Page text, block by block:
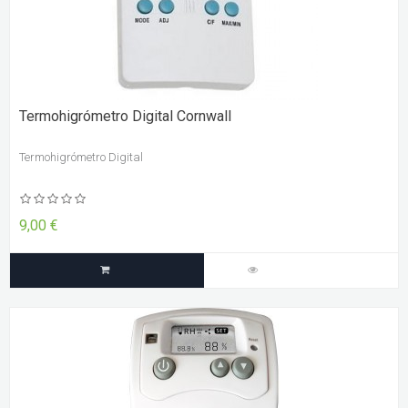
Termohigrómetro Digital Cornwall
Termohigrómetro Digital
9,00 €